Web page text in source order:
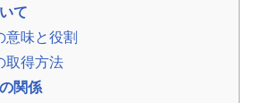
て
意味と役割
取得方法
関係